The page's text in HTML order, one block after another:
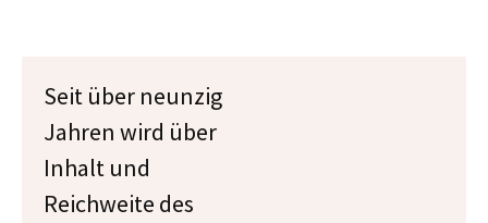
Seit über neunzig
Jahren wird über
Inhalt und
Reichweite des